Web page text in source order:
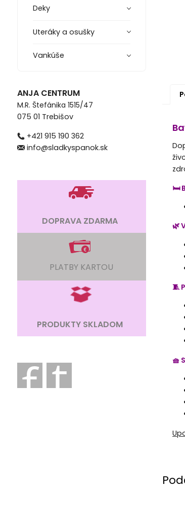
Deky
Uteráky a osušky
Vankúše
ANJA CENTRUM
M.R. Štefánika 1515/47
075 01 Trebišov
+421 915 190 362
info@sladkyspanok.sk
DOPRAVA ZDARMA
PLATBY KARTOU
PRODUKTY SKLADOM
🛏️
🌿
🧵
🧺